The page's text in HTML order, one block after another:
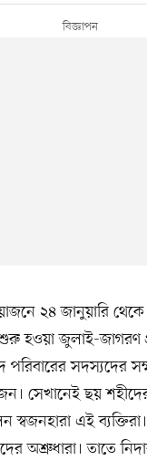
২৪ জানুয়ারি থেকে
শুরু হওয়া জুলাই-
পরিবারের সদস্যদের
সেখানেই ছয়
স্বজনহারা এই
অশ্রুধারা। তাতে